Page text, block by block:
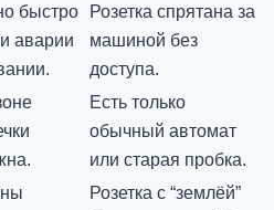
быстро
аварии
Розетка спрятана за
машиной без
доступа.
Есть только
обычный автомат
или старая пробка.
Розетка с “землёй”